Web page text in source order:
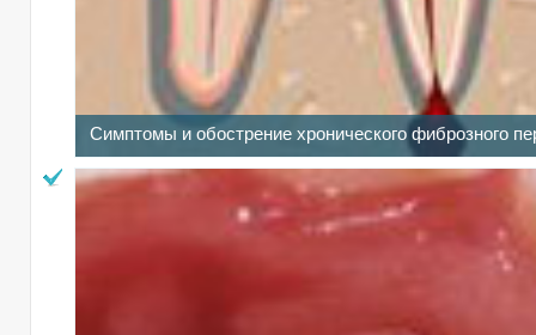
Симптомы и обострение хронического фиброзного